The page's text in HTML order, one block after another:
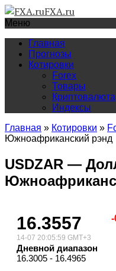
FXA.ru
Меню
Главная
Прогнозы
Котировки
Forex
Товары
Криптовалюта
Индексы
Главная » Котировки »
Южноафриканский рэнд
USDZAR —
16.3557
14-07 20:05:59 GMT+3
-
Дневной диапазон
16.3005 - 16.4965